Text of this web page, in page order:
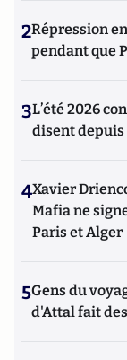
2Répression
pendant que
3L’été 2026
disent depuis
4Xavier
Mafia ne
Paris et Alger
5Gens du
d'Attal fait